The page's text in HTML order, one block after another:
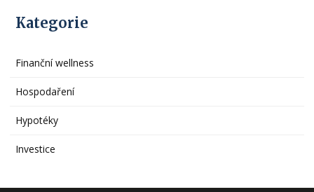
Kategorie
Finanční wellness
Hospodaření
Hypotéky
Investice